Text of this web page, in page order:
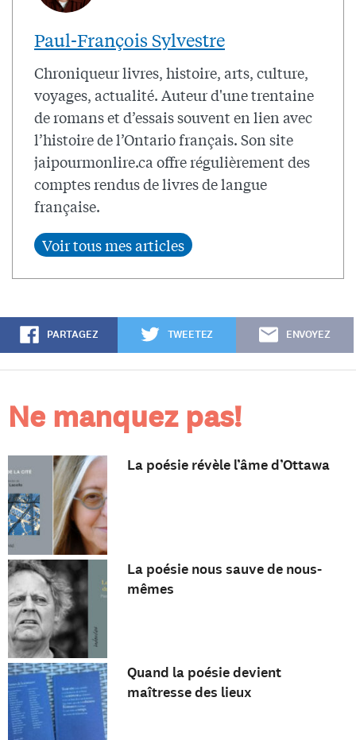
Paul-François Sylvestre
Chroniqueur livres, histoire, arts, culture,
voyages, actualité. Auteur d'une trentaine
de romans et d’essais souvent en lien avec
l’histoire de l’Ontario français. Son site
jaipourmonlire.ca offre régulièrement des
comptes rendus de livres de langue
française.
PARTAGEZ TWEETEZ ENVOYEZ
Ne manquez pas!
La poésie révèle l’âme d’Ottawa
La poésie nous sauve de nous-
mêmes
Quand la poésie devient
maîtresse des lieux